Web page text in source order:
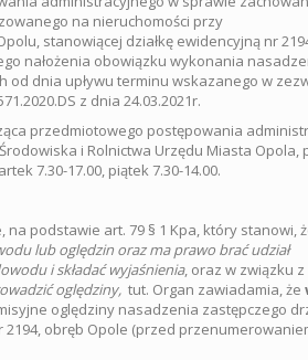
na nieruchomości przy
stanowiącej działkę ewidencyjną nr
nałożenia obowiązku wykonania
od dnia upływu terminu wskazanego w
z dnia 24.03.2021r.
przedmiotowego postępowania
i Rolnictwa Urzędu Miasta Opola,
7.30-17.00, piątek 7.30-14.00.
na podstawie art. 79 § 1 Kpa, który stanowi,
lub oględzin oraz ma prawo brać udział
i składać wyjaśnienia, oraz w związku
oględziny, tut. Organ zawiadamia, że
oględziny nasadzenia zastępczego
2194, obręb Opole (przed